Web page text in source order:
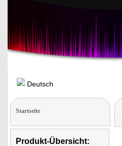
Deutsch
Startseite
Produkt-Übersicht: